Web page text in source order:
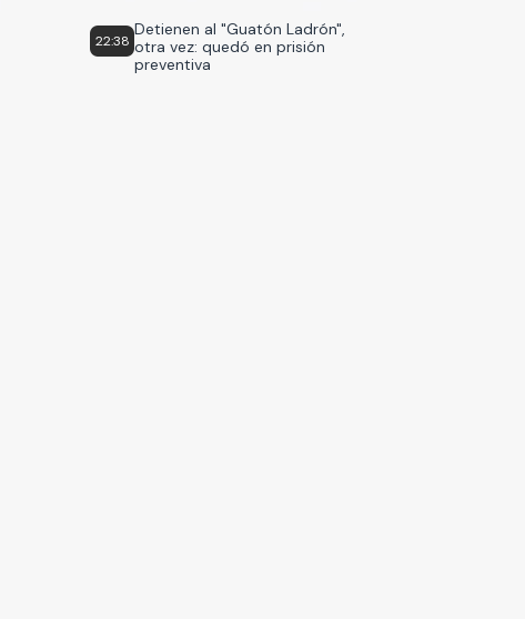
22:38
Detienen al "Guatón Ladrón",
otra vez: quedó en prisión
preventiva